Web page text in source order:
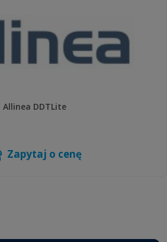
Allinea DDTLite
Zapytaj o cenę